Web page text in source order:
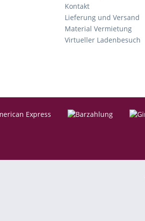
Kontakt
Lieferung und Versand
Material Vermietung
Virtueller Ladenbesuch